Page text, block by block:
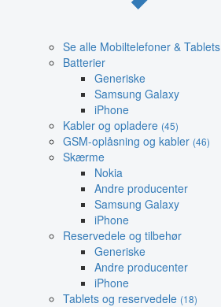
Se alle Mobiltelefoner & Tablets
Batterier
Generiske
Samsung Galaxy
iPhone
Kabler og opladere (45)
GSM-oplåsning og kabler (46)
Skærme
Nokia
Andre producenter
Samsung Galaxy
iPhone
Reservedele og tilbehør
Generiske
Andre producenter
iPhone
Tablets og reservedele (18)